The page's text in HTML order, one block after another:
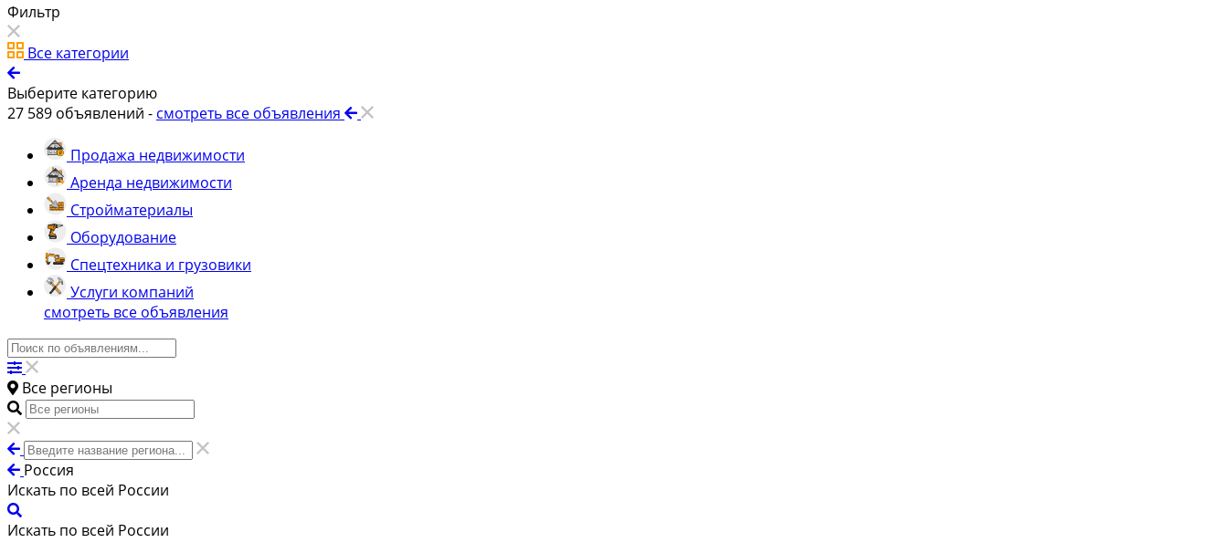
Фильтр
Все категории
Выберите категорию
27 589 объявлений - смотреть все объявления
Продажа недвижимости
Аренда недвижимости
Стройматериалы
Оборудование
Спецтехника и грузовики
Услуги компаний
смотреть все объявления
Все регионы
Россия
Искать по всей России
Искать по всей России